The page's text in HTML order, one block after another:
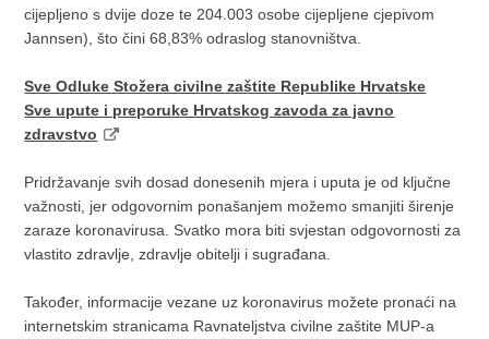
cijepljeno s dvije doze te 204.003 osobe cijepljene cjepivom
Jannsen), što čini 68,83% odraslog stanovništva.
Sve Odluke Stožera civilne zaštite Republike Hrvatske
Sve upute i preporuke Hrvatskog zavoda za javno
zdravstvo
Pridržavanje svih dosad donesenih mjera i uputa je od ključne
važnosti, jer odgovornim ponašanjem možemo smanjiti širenje
zaraze koronavirusa. Svatko mora biti svjestan odgovornosti za
vlastito zdravlje, zdravlje obitelji i sugrađana.
Također, informacije vezane uz koronavirus možete pronaći na
internetskim stranicama Ravnateljstva civilne zaštite MUP-a